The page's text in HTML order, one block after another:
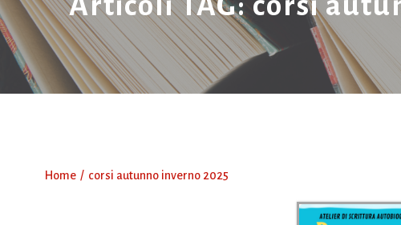
Home corsi autunno inverno 2025